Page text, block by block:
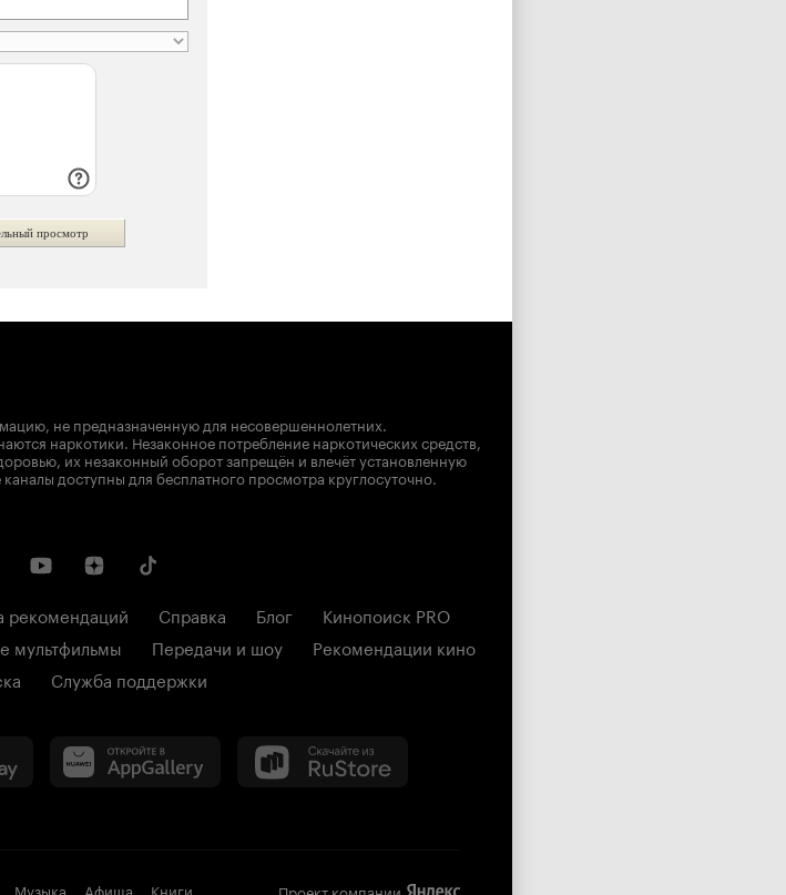
не предназначенную для несовершеннолетних.
наркотики. Незаконное потребление наркотических средств,
их незаконный оборот запрещён и влечёт установленную
доступны для бесплатного просмотра круглосуточно.
рекомендаций Справка Блог
Кинопоиск PRO
мультфильмы Передачи и шоу
Рекомендации кино
Служба поддержки
Музыка Афиша Книги Проект компании